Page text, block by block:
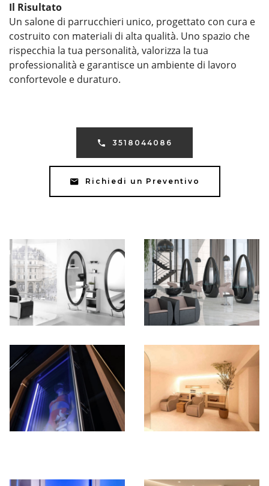
Il Risultato
Un salone di parrucchieri unico, progettato con cura e
costruito con materiali di alta qualità. Uno spazio che
rispecchia la tua personalità, valorizza la tua
professionalità e garantisce un ambiente di lavoro
confortevole e duraturo.
3518044086
Richiedi un Preventivo